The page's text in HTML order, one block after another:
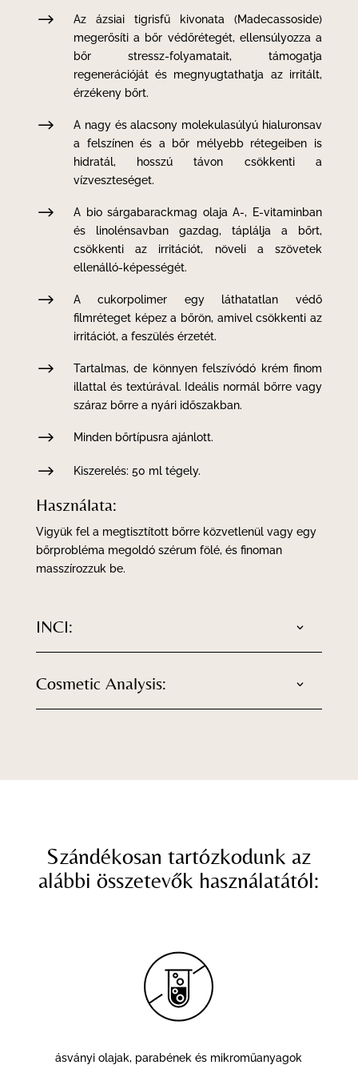
$
Az ázsiai tigrisfű kivonata (Madecassoside)
megerősíti a bőr védőrétegét, ellensúlyozza a
bőr stressz-folyamatait, támogatja
regenerációját és megnyugtathatja az irritált,
érzékeny bőrt.
$
A nagy és alacsony molekulasúlyú hialuronsav
a felszínen és a bőr mélyebb rétegeiben is
hidratál, hosszú távon csökkenti a
vízveszteséget.
$
A bio sárgabarackmag olaja A-, E-vitaminban
és linolénsavban gazdag, táplálja a bőrt,
csökkenti az irritációt, növeli a szövetek
ellenálló-képességét.
$
A cukorpolimer egy láthatatlan védő
filmréteget képez a bőrön, amivel csökkenti az
irritációt, a feszülés érzetét.
$
Tartalmas, de könnyen felszívódó krém finom
illattal és textúrával. Ideális normál bőrre vagy
száraz bőrre a nyári időszakban.
$ Minden bőrtípusra ajánlott.
$ Kiszerelés: 50 ml tégely.
Használata:
Vigyük fel a megtisztított bőrre közvetlenül vagy egy
bőrprobléma megoldó szérum fölé, és finoman
masszírozzuk be.
INCI:
Cosmetic Analysis:
Szándékosan tartózkodunk az
alábbi összetevők használatától:
ásványi olajak, parabének és mikroműanyagok